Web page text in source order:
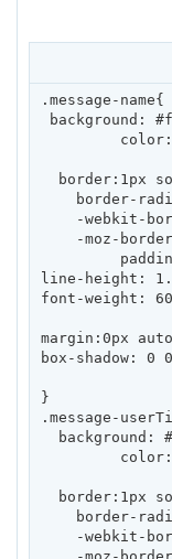
.message-name{
line-height:
font-weight:
margin:0px
box-shadow: 0
}
.message-